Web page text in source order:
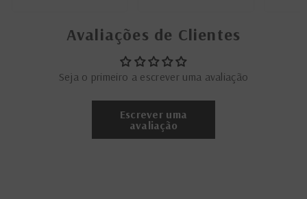
Avaliações de Clientes
Seja o primeiro a escrever uma avaliação
Escrever uma
avaliação